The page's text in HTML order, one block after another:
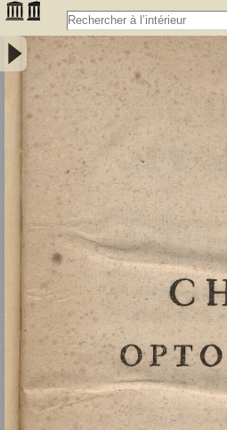
Chimie optomatique ou l'art
aidant le discours, de tableaux, de
symboliques, afin de mieux saisir, par
composition et de la décomposition
Livre premier. Minéraux - Courrejolles,